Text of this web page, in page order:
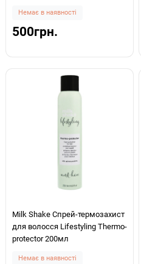
in Treatment 50мл
Немає в наявності
500грн.
Milk Shake Спрей-термозахист
для волосся Lifestyling Thermo-
protector 200мл
Немає в наявності